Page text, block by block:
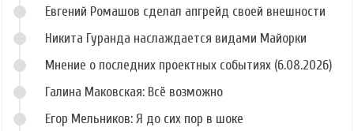
Евгений Ромашов сделал апгрейд своей внешности
Никита Гуранда наслаждается видами Майорки
Мнение о последних проектных событиях (6.08.2026)
Галина Маковская: Всё возможно
Егор Мельников: Я до сих пор в шоке